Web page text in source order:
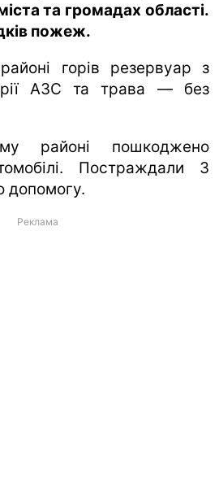
архів
gambling
та громадах області.
пожеж.
горів резервуар з
АЗС та трава — без
районі пошкоджено
Постраждали 3
допомогу.
Реклама